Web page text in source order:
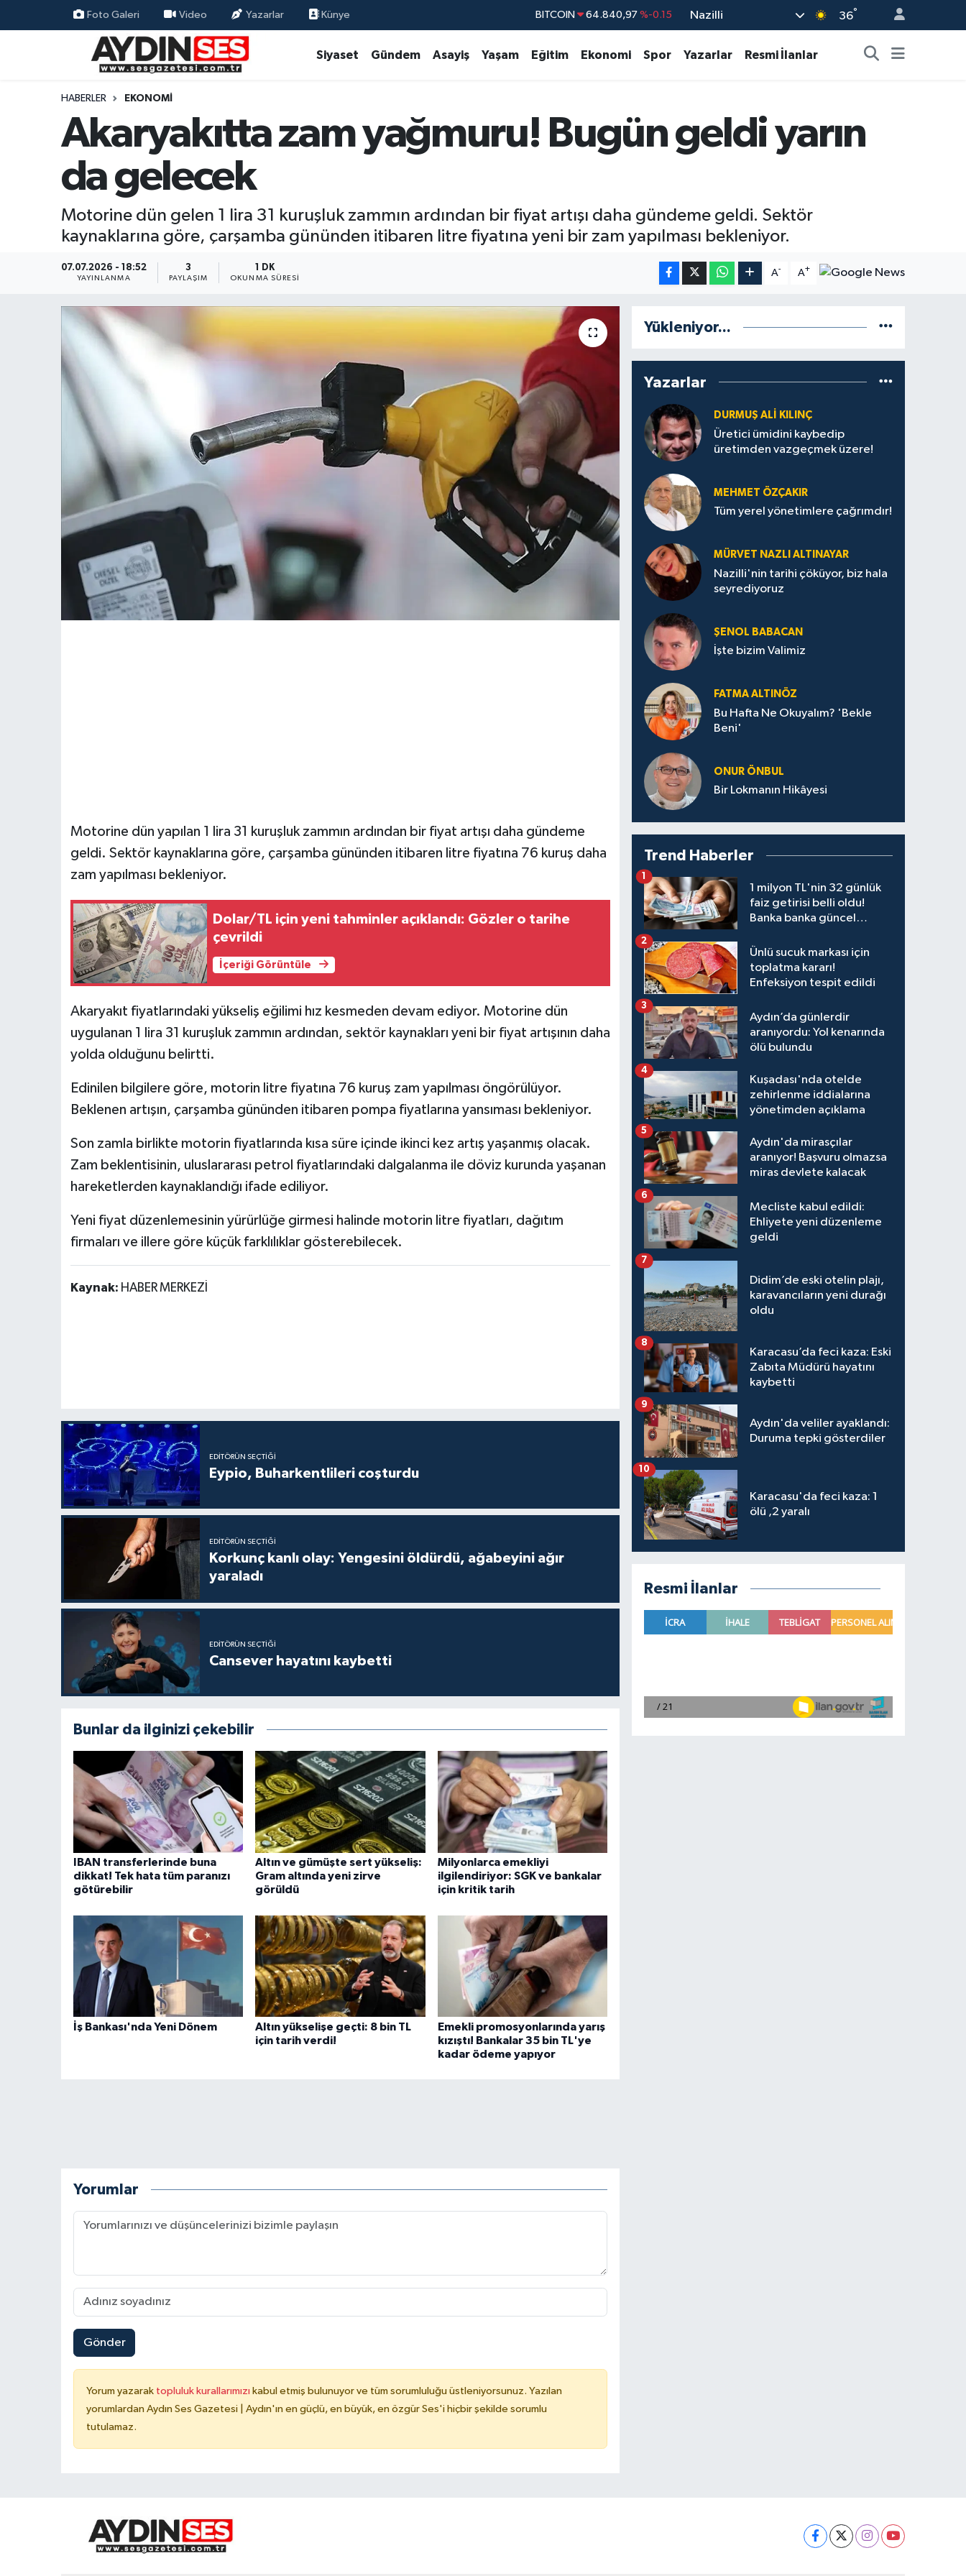
Foto Galeri Video Yazarlar Künye BITCOIN 64.840,97 %-0.15
EURO 55,2510 %0.32
BİST100 13.779
Nazilli 36°
Siyaset Gündem Asayiş Yaşam Eğitim Ekonomi Spor Yazarlar Resmi İlanlar
HABERLER EKONOMI
Akaryakıtta zam yağmuru! Bugün geldi yarın
da gelecek
Motorine dün gelen 1 lira 31 kuruşluk zammın ardından bir fiyat artışı daha gündeme geldi. Sektör
kaynaklarına göre, çarşamba gününden itibaren litre fiyatına yeni bir zam yapılması bekleniyor.
07.07.2026 - 18:52
YAYINLANMA
3
PAYLAŞIM
1 DK
OKUNMA SÜRESI
A- A+
Motorine dün yapılan 1 lira 31 kuruşluk zammın ardından bir fiyat artışı daha gündeme
geldi. Sektör kaynaklarına göre, çarşamba gününden itibaren litre fiyatına 76 kuruş daha
zam yapılması bekleniyor.
Dolar/TL için yeni tahminler açıklandı: Gözler o tarihe
çevrildi
İçeriği Görüntüle
Akaryakıt fiyatlarındaki yükseliş eğilimi hız kesmeden devam ediyor. Motorine dün
uygulanan 1 lira 31 kuruşluk zammın ardından, sektör kaynakları yeni bir fiyat artışının daha
yolda olduğunu belirtti.
Edinilen bilgilere göre, motorin litre fiyatına 76 kuruş zam yapılması öngörülüyor.
Beklenen artışın, çarşamba gününden itibaren pompa fiyatlarına yansıması bekleniyor.
Son zamla birlikte motorin fiyatlarında kısa süre içinde ikinci kez artış yaşanmış olacak.
Zam beklentisinin, uluslararası petrol fiyatlarındaki dalgalanma ile döviz kurunda yaşanan
hareketlerden kaynaklandığı ifade ediliyor.
Yeni fiyat düzenlemesinin yürürlüğe girmesi halinde motorin litre fiyatları, dağıtım
firmaları ve illere göre küçük farklılıklar gösterebilecek.
Kaynak: HABER MERKEZİ
EDITÖRÜN SEÇTIĞI
Eypio, Buharkentlileri coşturdu
EDITÖRÜN SEÇTIĞI
Korkunç kanlı olay: Yengesini öldürdü, ağabeyini ağır
yaraladı
EDITÖRÜN SEÇTIĞI
Cansever hayatını kaybetti
Bunlar da ilginizi çekebilir
IBAN transferlerinde buna
dikkat! Tek hata tüm paranızı
götürebilir
Altın ve gümüşte sert yükseliş:
Gram altında yeni zirve
görüldü
Milyonlarca emekliyi
ilgilendiriyor: SGK ve bankalar
için kritik tarih
İş Bankası'nda Yeni Dönem
Altın yükselişe geçti: 8 bin TL
için tarih verdi!
Emekli promosyonlarında yarış
kızıştı! Bankalar 35 bin TL'ye
kadar ödeme yapıyor
Yorumlar
Gönder
Yorum yazarak topluluk kurallarımızı kabul etmiş bulunuyor ve tüm sorumluluğu üstleniyorsunuz. Yazılan
yorumlardan Aydın Ses Gazetesi | Aydın'ın en güçlü, en büyük, en özgür Ses'i hiçbir şekilde sorumlu
tutulamaz.
Yükleniyor...
Yazarlar
DURMUŞ ALI KILINÇ
Üretici ümidini kaybedip
üretimden vazgeçmek üzere!
MEHMET ÖZÇAKIR
Tüm yerel yönetimlere çağrımdır!
MÜRVET NAZLI ALTINAYAR
Nazilli'nin tarihi çöküyor, biz hala
seyrediyoruz
ŞENOL BABACAN
İşte bizim Valimiz
FATMA ALTINÖZ
Bu Hafta Ne Okuyalım? 'Bekle
Beni'
ONUR ÖNBUL
Bir Lokmanın Hikâyesi
Trend Haberler
1 milyon TL'nin 32 günlük
faiz getirisi belli oldu!
Banka banka güncel
1
Ünlü sucuk markası için
toplatma kararı!
Enfeksiyon tespit edildi
2
Aydın’da günlerdir
aranıyordu: Yol kenarında
ölü bulundu
3
Kuşadası'nda otelde
zehirlenme iddialarına
yönetimden açıklama
4
Aydın'da mirasçılar
aranıyor! Başvuru olmazsa
miras devlete kalacak
5
Mecliste kabul edildi:
Ehliyete yeni düzenleme
geldi
6
Didim’de eski otelin plajı,
karavancıların yeni durağı
oldu
7
Karacasu’da feci kaza: Eski
Zabıta Müdürü hayatını
kaybetti
8
Aydın'da veliler ayaklandı:
Duruma tepki gösterdiler
9
Karacasu'da feci kaza: 1
ölü ,2 yaralı
10
Resmi İlanlar
Siyaset
Ekonomi
Eğitim
Kültür Sanat
Spor
Aydın Nöbetçi Eczaneler
Aydin Namaz Vakitleri
Aydın Trafik Yoğunluk Haritası
Süper Lig Puan Durumu ve Fikstür
Tüm Manşetler
Son Dakika Haberleri
Haber Arşivi